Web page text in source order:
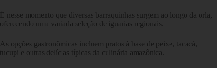
É nesse momento que diversas barraquinhas surgem ao longo da orla,
oferecendo uma variada seleção de iguarias regionais.
As opções gastronômicas incluem pratos à base de peixe, tacacá,
tucupi e outras delícias típicas da culinária amazônica.